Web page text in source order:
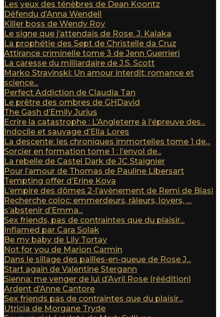
Les yeux des ténèbres de Dean Koontz
Défendu d’Anna Wendell
Killer boss de Wendy Roy
Le signe que j’attendais de Rose. J. Kalaka
La prophétie des Sept de Christelle da Cruz
Attirance criminelle tome 3 de Jenn Guerrieri
La caresse du milliardaire de J.S. Scott
Marko Stravinski: Un amour interdit: romance et
science...
Perfect Addiction de Claudia Tan
Le prêtre des ombres de GHDavid
The Gash d’Emily Jurius
Ecrire la catastrophe : L’Angleterre à l’épreuve des...
Indocile et sauvage d’Ella Lores
La descente: les chroniques immortelles tome 1 de...
Sorcier en formation tome 1 : l’envol de...
La rebelle de Castel Dark de JC Staignier
Pour l’amour de Thomas de Pauline Libersart
Tempting offer d’Erine Kova
L’empire des dômes 2-l’avènement de Remi de Biasi
Recherche coloc: emmerdeurs, râleurs, lovers, …
s’abstenir d’Emma...
Sex friends, pas de contraintes que du plaisir...
Inflamed par Cara Solak
Be my baby de Lily Tortay
Not for you de Marion Carmin
Dans le sillage des pailles-en-queue de Rose J...
Start again de Valentine Stergann
Sienna: me venger de lui d’Avril Rose (réédition)
Ardent d’Anne Cantore
Sex friends pas de contraintes que du plaisir...
Utricia de Morgane Tryde